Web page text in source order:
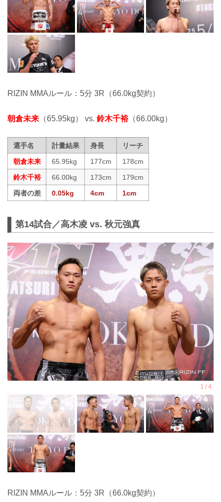
RIZIN MMAルール：5分 3R（66.0kg契約）
朝倉未来 （65.95kg） vs. 鈴木千裕（66.00kg）
選手名 計量結果 身長
リーチ
朝倉未来
65.95kg 177cm
178cm
鈴木千裕
66.00kg 173cm
179cm
両者の差
0.05kg 4cm 1cm
第14試合／高木凌 vs. 秋元強真
RIZIN MMAルール：5分 3R（66.0kg契約）